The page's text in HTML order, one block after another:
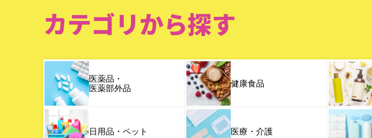
カテゴリから探す
医薬品・
医薬部外品
健康食品
日用品・ペット 医療・介護